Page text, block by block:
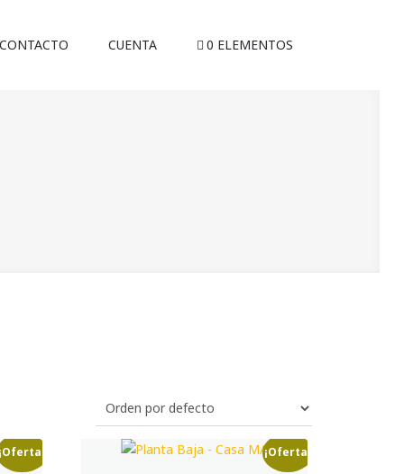
CONTACTO CUENTA 0 ELEMENTOS
¡Oferta! ¡Oferta!